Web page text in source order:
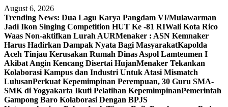
Skip
to
content
August 6, 2026
Trending News: Dua Lagu Karya Pangdam VI/Mulawarman
Jadi Ikon Singing Competition HUT Ke -81 RIWali Kota Rico
Waas Non-aktifkan Lurah AURMenaker : ASN Kemnaker
Harus Hadirkan Dampak Nyata Bagi MasyarakatKapolda
Aceh Tinjau Kerusakan Rumah Dinas Aspol Lamteumen I
Akibat Angin Kencang Disertai HujanMenaker Tekankan
Kolaborasi Kampus dan Industri Untuk Atasi Mismatch
LulusanPerkuat Kepemimpinan Perempuan, 30 Guru SMA-
SMK di Yogyakarta Ikuti Pelatihan KepemimpinanPemerintah
Gampong Baro Kolaborasi Dengan BPJS